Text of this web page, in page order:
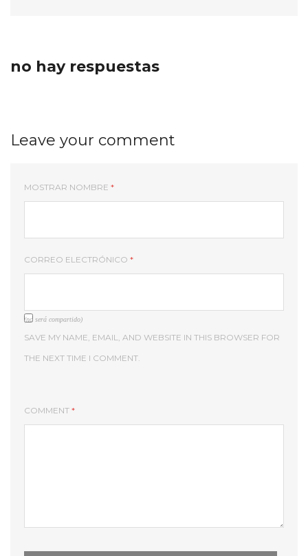
no hay respuestas
Leave your comment
MOSTRAR NOMBRE *
CORREO ELECTRÓNICO *
(no será compartido)
SAVE MY NAME, EMAIL, AND WEBSITE IN THIS BROWSER FOR
THE NEXT TIME I COMMENT.
COMMENT *